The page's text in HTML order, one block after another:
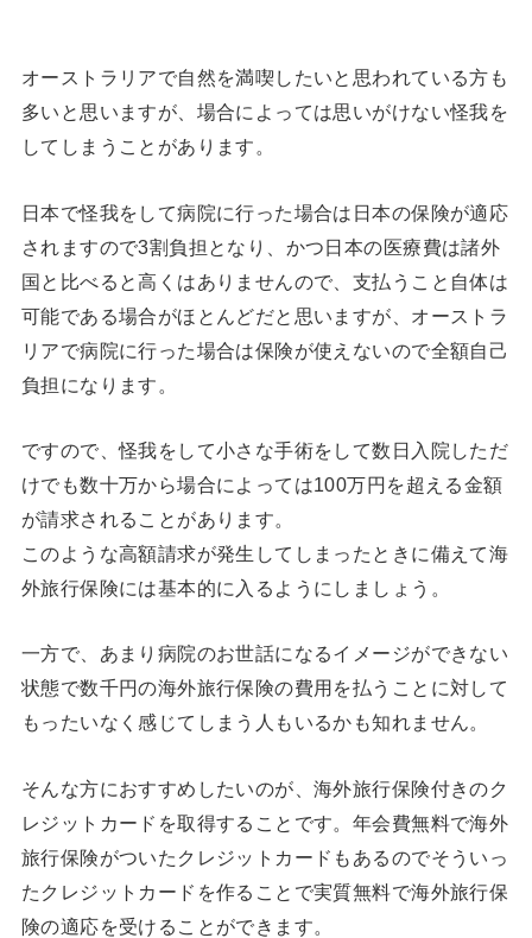
オーストラリアで自然を満喫したいと思われている方も
多いと思いますが、場合によっては思いがけない怪我を
してしまうことがあります。
日本で怪我をして病院に行った場合は日本の保険が適応
されますので3割負担となり、かつ日本の医療費は諸外
国と比べると高くはありませんので、支払うこと自体は
可能である場合がほとんどだと思いますが、オーストラ
リアで病院に行った場合は保険が使えないので全額自己
負担になります。
ですので、怪我をして小さな手術をして数日入院しただ
けでも数十万から場合によっては100万円を超える金額
が請求されることがあります。
このような高額請求が発生してしまったときに備えて海
外旅行保険には基本的に入るようにしましょう。
一方で、あまり病院のお世話になるイメージができない
状態で数千円の海外旅行保険の費用を払うことに対して
もったいなく感じてしまう人もいるかも知れません。
そんな方におすすめしたいのが、海外旅行保険付きのク
レジットカードを取得することです。年会費無料で海外
旅行保険がついたクレジットカードもあるのでそういっ
たクレジットカードを作ることで実質無料で海外旅行保
険の適応を受けることができます。